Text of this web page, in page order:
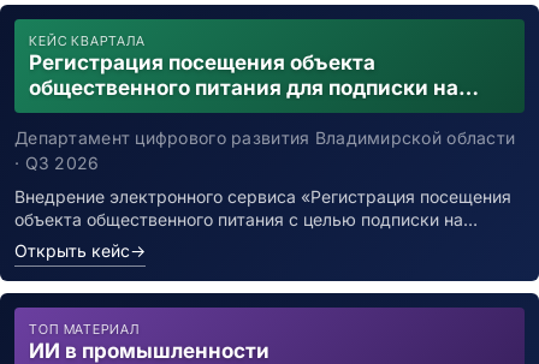
КЕЙС КВАРТАЛА
Регистрация посещения объекта
общественного питания для подписки на
уведомления о возможном контакте с
заболевшим новой коронавирусной
инфекцией
Департамент цифрового развития Владимирской области
· Q3 2026
Внедрение электронного сервиса «Регистрация посещения
объекта общественного питания с целью подписки на…
Открыть кейс→
ТОП МАТЕРИАЛ
ИИ в промышленности